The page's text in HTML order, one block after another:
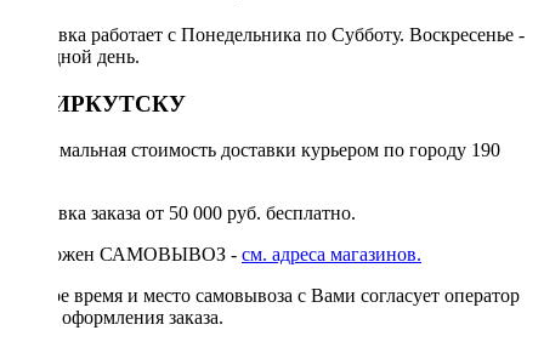
Доставка работает с Понедельника по Субботу. Воскресенье -
выходной день.
ПО ИРКУТСКУ
Минимальная стоимость доставки курьером по городу 190
Доставка заказа от 50 000 руб. бесплатно.
Возможен САМОВЫВОЗ - см. адреса магазинов.
Точное время и место самовывоза с Вами согласует оператор
после оформления заказа.